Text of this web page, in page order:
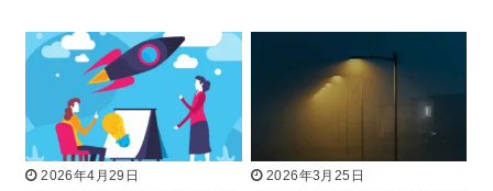
2026年4月29日
2026年3月25日